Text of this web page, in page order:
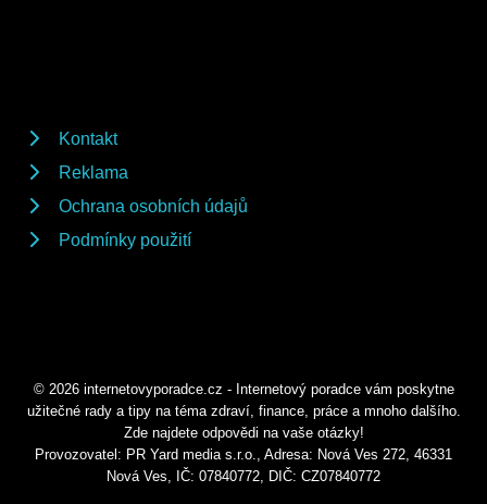
Kontakt
Reklama
Ochrana osobních údajů
Podmínky použití
© 2026 internetovyporadce.cz - Internetový poradce vám poskytne
užitečné rady a tipy na téma zdraví, finance, práce a mnoho dalšího.
Zde najdete odpovědi na vaše otázky!
Provozovatel: PR Yard media s.r.o., Adresa: Nová Ves 272, 46331
Nová Ves, IČ: 07840772, DIČ: CZ07840772